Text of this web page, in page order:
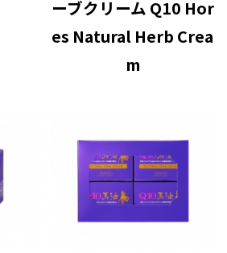
ーブクリーム Q10 Hor
es Natural Herb Crea
m